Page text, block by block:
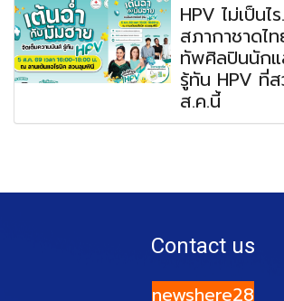
HPV ไม่เป็นไ
สภากาชาดไ
ทัพศิลปินนัก
รู้ทัน HPV ที่
ส.ค.นี้
Contact us
newshere28